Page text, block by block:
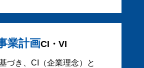
業計画CI・VI
づき、CI（企業理念）と